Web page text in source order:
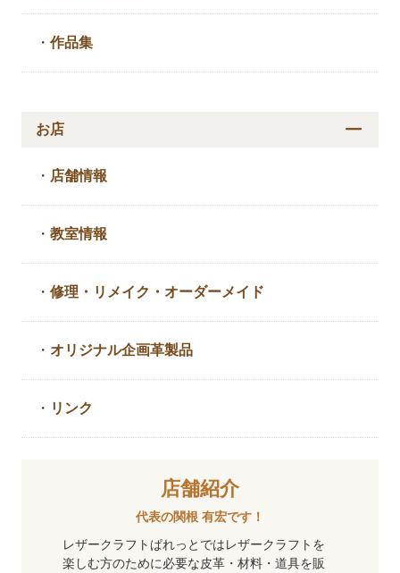
・作品集
お店
・ 店舗情報
・教室情報
・修理・リメイク・ オーダーメイド
・ オリジナル企画革製品
・ リンク
店舗紹介
代表の関根 有宏です！
レザークラフトぱれっとではレザークラフトを
楽しむ方のために必要な皮革・材料・道具を販